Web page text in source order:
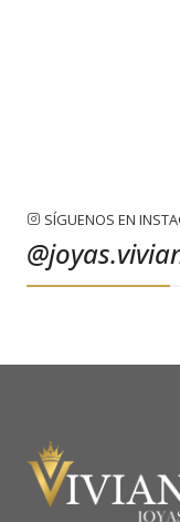
SÍGUENOS EN